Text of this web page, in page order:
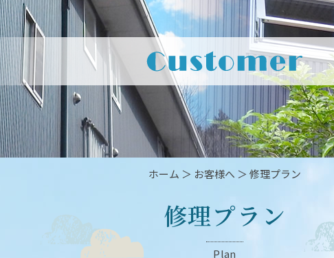
ホーム ＞ お客様へ ＞ 修理プラン
修理プラン
Plan